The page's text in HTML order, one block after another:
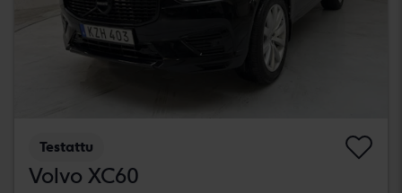
Testattu
Volvo XC60